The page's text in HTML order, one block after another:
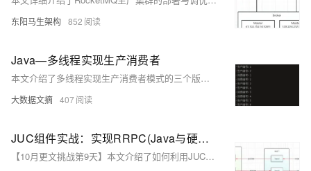
东阳马生架构 852
Java—多线程实现生产消费者
本文介绍了多线程实现生产消费者模式的三个版本。Version1包含四个类：`Producer`（生产者）、`Consumer`（消费者）、`Resource`（公共资源）和`TestMain`（测试类）。通过`synchronized`和`wait/notify`机制控制线程同步，但存在多个生产者或消费者时可能出现多次生产和消费的问题。 Version2将`if`改为`while`，解决了多次生产和消费的问题，但仍可能因`notify()`随机唤醒线程而导致死锁。因此，引入了`notifyAll()`来唤醒所有等待线程，但这会带来性能问题。
大数据文摘 407
JUC组件实战：实现RRPC(Java与硬件通过MQTT的同步通信)
【10月更文挑战第9天】本文介绍了如何利用JUC组件实现Java服务与硬件通过MQTT的同步通信（RRPC）。通过模拟MQTT通信流程，使用`LinkedBlockingQueue`作为消息队列，详细讲解了消息发送、接收及响应的同步处理机制，包括任务超时处理和内存泄漏的预防措施。文中还提供了具体的类设计和方法实现，帮助理解同步通信的内部工作原理。